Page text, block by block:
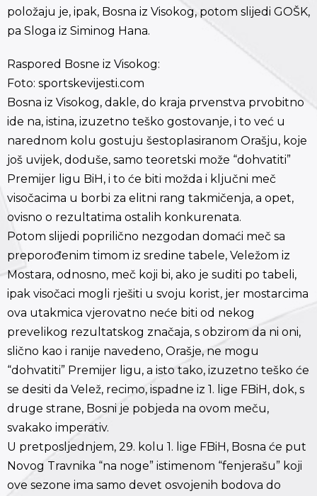
položaju je, ipak, Bosna iz Visokog, potom slijedi GOŠK,
pa Sloga iz Siminog Hana.
Raspored Bosne iz Visokog:
Foto: sportskevijesti.com
Bosna iz Visokog, dakle, do kraja prvenstva prvobitno
ide na, istina, izuzetno teško gostovanje, i to već u
narednom kolu gostuju šestoplasiranom Orašju, koje
još uvijek, doduše, samo teoretski može “dohvatiti”
Premijer ligu BiH, i to će biti možda i ključni meč
visočacima u borbi za elitni rang takmičenja, a opet,
ovisno o rezultatima ostalih konkurenata.
Potom slijedi poprilično nezgodan domaći meč sa
preporođenim timom iz sredine tabele, Veležom iz
Mostara, odnosno, meč koji bi, ako je suditi po tabeli,
ipak visočaci mogli rješiti u svoju korist, jer mostarcima
ova utakmica vjerovatno neće biti od nekog
prevelikog rezultatskog značaja, s obzirom da ni oni,
slično kao i ranije navedeno, Orašje, ne mogu
“dohvatiti” Premijer ligu, a isto tako, izuzetno teško će
se desiti da Velež, recimo, ispadne iz 1. lige FBiH, dok, s
druge strane, Bosni je pobjeda na ovom meču,
svakako imperativ.
U pretposljednjem, 29. kolu 1. lige FBiH, Bosna će put
Novog Travnika “na noge” istimenom “fenjerašu” koji
ove sezone ima samo devet osvojenih bodova do